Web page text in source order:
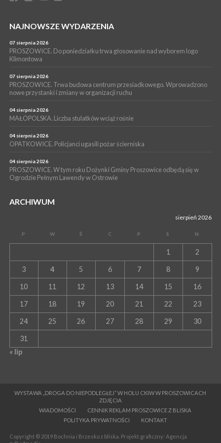
16 lipca 2026
Pałecznicy będą obsługiwani w Proszowicach
WYDARZENIA
PROSZOWICE. W parku Warsztaty Edukacyjno-Przyrodnicze
NOC CIEM
15 lipca 2026
PROSZOWICE. Już za tydzień kolejne zajęcia z cyklu „Wakacyjne
NAJNOWSZE WYDARZENIA
07 sierpnia 2026
PROSZOWICE. Do poniedziałku trwa głosowanie nad wyborem logo
Klimontowa
07 sierpnia 2026
PROSZOWICE. Trwa budowa centrum przesiadkowego. Wprowadzono
nowe przystanki i zmiany w organizacji ruchu
04 sierpnia 2026
MAŁOPOLSKA. Liczba stulatków wciąż rośnie
04 sierpnia 2026
OPATKOWICE. Policjanci ugasili pożar ścierniska
04 sierpnia 2026
PROSZOWICE. W tym roku Dożynki Gminy Proszowice odbędą się w
Ogrodzie Pełnym Lawendy w Ostrowie
ARCHIWUM
sierpień 2026
P W Ś C P S N
1 2
3 4 5 6 7 8 9
10 11 12 13 14 15 16
17 18 19 20 21 22 23
24 25 26 27 28 29 30
31
« lip
WYSTAWA „DROGA DO NIEPODLEGŁEJ” W HOLU CKIW W PROSZOWICACH
ZDJĘCIA
WIADOMOŚCI
CENNIK REKLAM PROSZOWICE Z BLISKA
POLITYKA PRYWATNOŚCI
KONTAKT
Copyright © 2019 Bochnia i Brzesko z bliska. Projekt graficzny: Agencja